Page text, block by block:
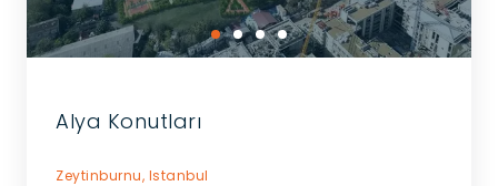
Alya Konutları
Zeytinburnu, Istanbul